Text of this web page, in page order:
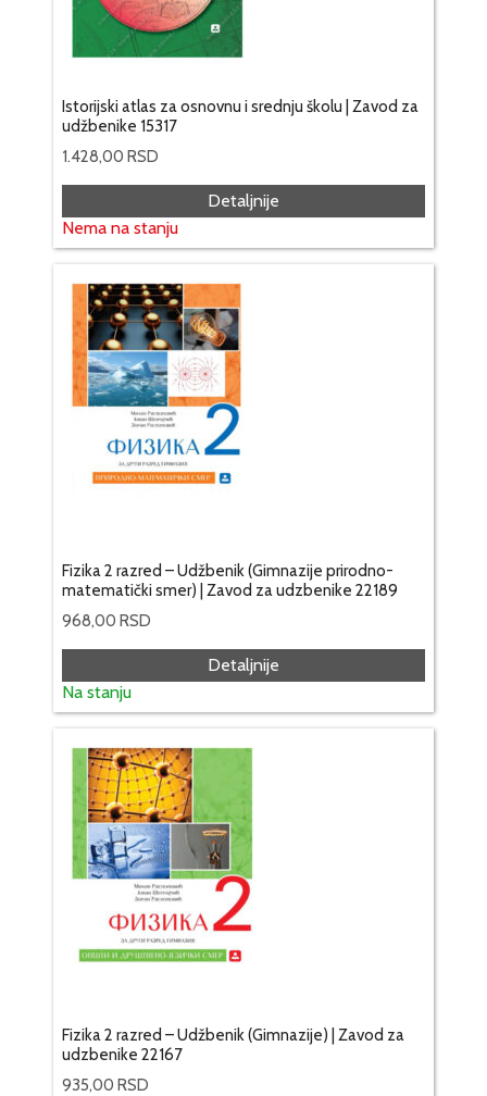
Istorijski atlas za osnovnu i srednju školu | Zavod za
udžbenike 15317
1.428,00 RSD
Detaljnije
Nema na stanju
Fizika 2 razred – Udžbenik (Gimnazije prirodno-
matematički smer) | Zavod za udzbenike 22189
968,00 RSD
Detaljnije
Na stanju
Fizika 2 razred – Udžbenik (Gimnazije) | Zavod za
udzbenike 22167
935,00 RSD